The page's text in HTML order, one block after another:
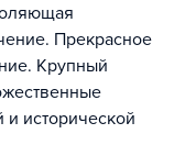
Прекрасное
Крупный
и исторической